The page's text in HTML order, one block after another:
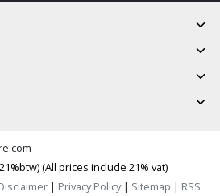
(All prices include 21% vat)
| Privacy Policy| Sitemap | RSS